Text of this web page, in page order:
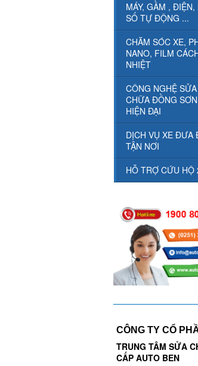
MÁY, GẦM , ĐIỆN,
SỐ TỰ ĐỘNG ...
CHĂM SÓC XE,
NANO, FILM
NHIỆT
CÔNG NGHỆ SỬA
CHỮA ĐỒNG SƠN
HIỆN ĐẠI
DỊCH VỤ XE ĐƯA
TẬN NƠI
HỖ TRỢ CỨU HỘ
CÔNG TY CỔ
TRUNG TÂM SỬA
CẤP AUTO BEN